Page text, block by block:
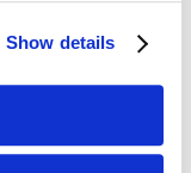
Show details
Wharton